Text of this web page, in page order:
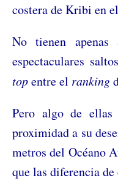
costera de Kribi en
No tienen
espectaculares
topentre el ranking
Pero algo de
proximidad a su
metros del Océano
que las diferencia